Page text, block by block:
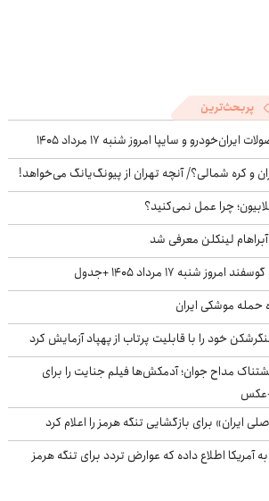
پربحث‌ترین
و سایپا امروز شنبه ۱۷ مرداد ۱۴۰۵
و کره شمالی؟/ آنچه تهران از پیونگ‌یانگ می‌خواهد!
چرا عمل نمی‌کنید؟
لینکلن معرفی شد
شنبه ۱۷ مرداد ۱۴۰۵ +جدول
حمله موشکی ایران
خود را با قابلیت پرتاب از پهپاد آزمایش کرد
مداح جوان؛ آدمکش‌ها فیلم جنایت را برای
+عکس
ایران» برای بازگشایی تنگه هرمز را اعلام کرد
اطلاع داده که عوارض تردد برای تنگه هرمز